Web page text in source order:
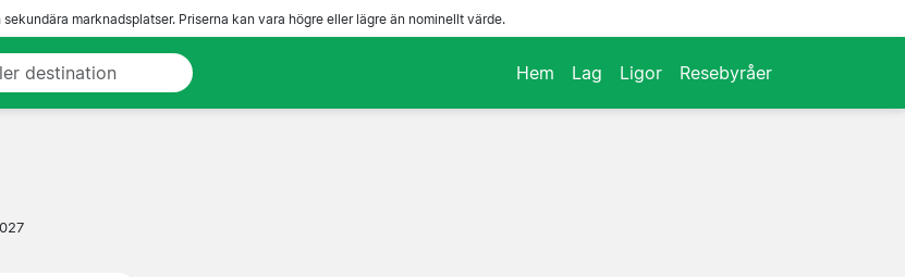
marknadsplatser. Priserna kan vara högre eller lägre än nominellt värde.
Hem Lag Ligor Resebyråer